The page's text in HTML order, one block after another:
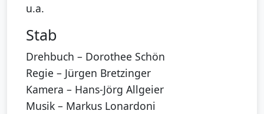
u.a.
Stab
Drehbuch – Dorothee Schön
Regie – Jürgen Bretzinger
Kamera – Hans-Jörg Allgeier
Musik – Markus Lonardoni